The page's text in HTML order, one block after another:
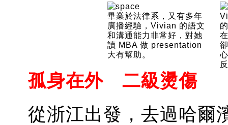
畢業於法律系，又有多年
廣播經驗，Vivian 的語文
和溝通能力非常好，對她
讀 MBA 做 presentation
大有幫助。
孤身在外 二級燙傷
從浙江出發，去過哈爾